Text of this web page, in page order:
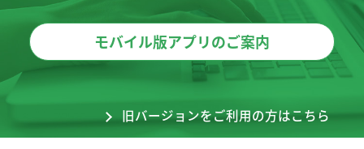
モバイル版アプリのご案内
旧バージョンをご利用の方はこちら